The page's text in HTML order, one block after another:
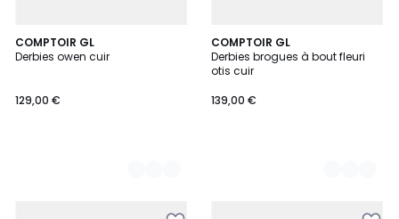
COMPTOIR GL
Derbies owen cuir
129,00 €
3
Couleurs
COMPTOIR GL
Derbies brogues à bout fleuri
otis cuir
139,00 €
2
Couleurs